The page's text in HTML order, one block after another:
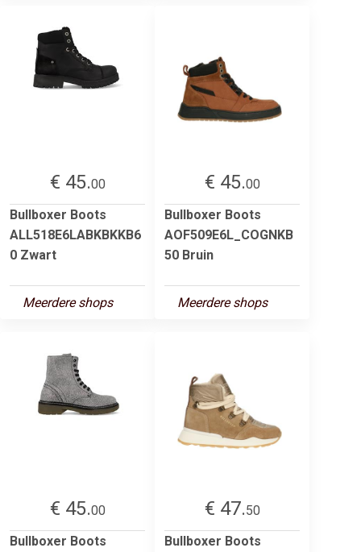
€ 45.00
Bullboxer Boots
ALL518E6LABKBKKB6
0 Zwart
Meerdere shops
€ 45.00
Bullboxer Boots
AOF509E6L_COGNKB
50 Bruin
Meerdere shops
€ 45.00
Bullboxer Boots
€ 47.50
Bullboxer Boots